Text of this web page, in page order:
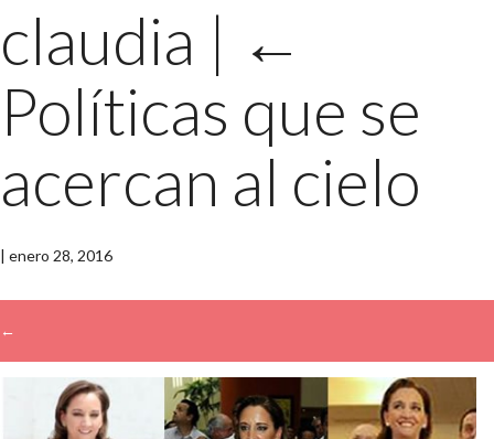
claudia | ←
Políticas que se
acercan al cielo
| enero 28, 2016
←